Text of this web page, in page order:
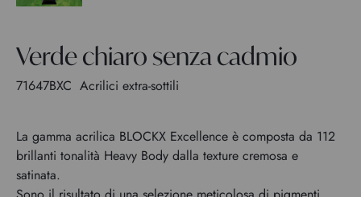
Verde chiaro senza cadmio
71647BXC Acrilici extra-sottili
La gamma acrilica BLOCKX Excellence è composta da 112
brillanti tonalità Heavy Body dalla texture cremosa e
satinata.